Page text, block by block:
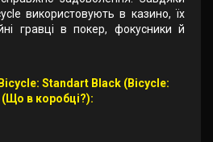
використовують в казино, їх
гравці в покер, фокусники й
Standart Black (Bicycle:
в коробці?):